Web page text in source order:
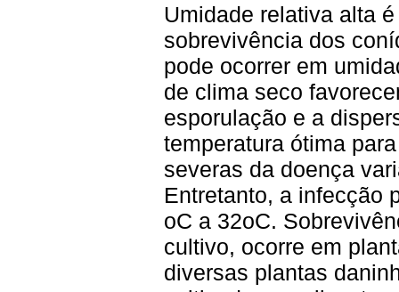
Umidade relativa alta
sobrevivência dos
pode ocorrer em
de clima seco
esporulação e a
temperatura ótima
severas da doença
Entretanto, a infecção
oC a 32oC.
cultivo, ocorre em
diversas plantas